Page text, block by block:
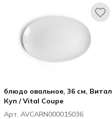
блюдо овальное, 36 см, Витал
Куп / Vital Coupe
Арт. AVCARN000015036